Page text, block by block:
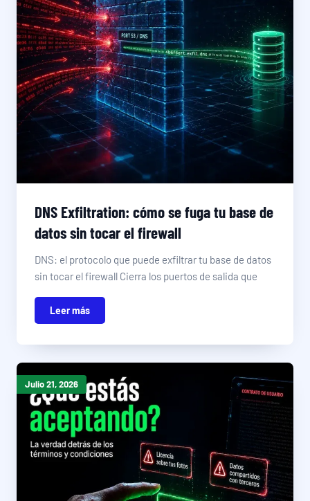
DNS Exfiltration: cómo se fuga tu base de
datos sin tocar el firewall
DNS: el protocolo que puede exfiltrar tu base de datos
sin tocar el firewall Cierra los puertos de salida que
Leer más
Julio 21, 2026